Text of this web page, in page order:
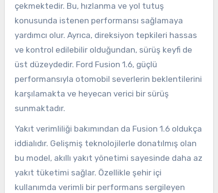
çekmektedir. Bu, hızlanma ve yol tutuş
konusunda istenen performansı sağlamaya
yardımcı olur. Ayrıca, direksiyon tepkileri hassas
ve kontrol edilebilir olduğundan, sürüş keyfi de
üst düzeydedir. Ford Fusion 1.6, güçlü
performansıyla otomobil severlerin beklentilerini
karşılamakta ve heyecan verici bir sürüş
sunmaktadır.
Yakıt verimliliği bakımından da Fusion 1.6 oldukça
iddialıdır. Gelişmiş teknolojilerle donatılmış olan
bu model, akıllı yakıt yönetimi sayesinde daha az
yakıt tüketimi sağlar. Özellikle şehir içi
kullanımda verimli bir performans sergileyen